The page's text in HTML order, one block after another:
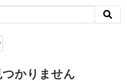
かりません